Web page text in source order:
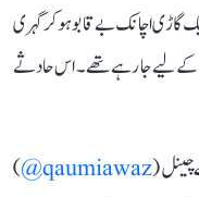
گاڑی اچانک بے قابو ہو کر گہری
کے لیے جا رہے تھے۔ اس حادثے
چینل (qaumiawaz@
)